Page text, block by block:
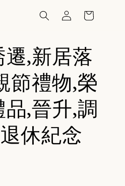
遷,新居落
節禮物,榮
,晉升,調
休紀念